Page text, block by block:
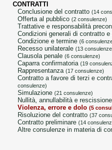
CONTRATTI
conclusione del contratto (14
offerta al pubblico (2 consulenze)
trattative e responsabilità
condizioni generali di contratto
condizione e termine (6
recesso unilaterale (13
clausola penale (6 consulenze)
caparra confirmatoria (19
rappresentanza (17 consulenze)
contratto a favore di terzi e
consulenze)
simulazione (21 consulenze)
nullità, annullabilità e
violenza, errore e dolo (5
risoluzione del contratto (37
contratto preliminare (14
altre consulenze in materia di